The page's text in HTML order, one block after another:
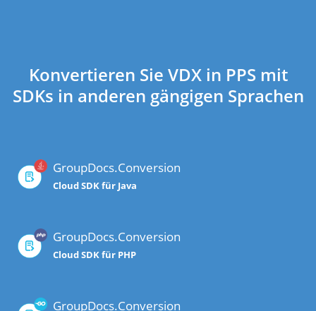
Konvertieren Sie VDX in PPS mit
SDKs in anderen gängigen Sprachen
GroupDocs.Conversion
Cloud SDK für Java
GroupDocs.Conversion
Cloud SDK für PHP
GroupDocs.Conversion